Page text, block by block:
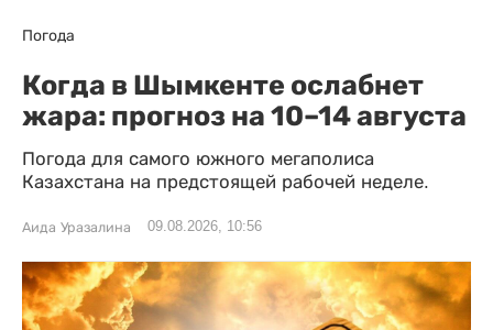
Погода
Когда в Шымкенте ослабнет
жара: прогноз на 10–14 августа
Погода для самого южного мегаполиса
Казахстана на предстоящей рабочей неделе.
Аида Уразалина 09.08.2026, 10:56